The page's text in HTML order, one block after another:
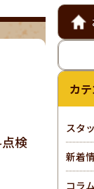
検
カ
スタ
新着
コラム